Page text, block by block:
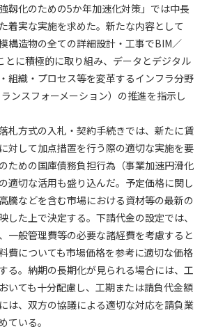
概要 お問い合わせ
個人情報保護方針
規約
靱化のための5か年加速化対策」では中長
着実な実施を求めた。新たな内容として
構造物の全ての詳細設計・工事でBIM／
とに積極的に取り組み、データとデジタル
組織・プロセス等を変革するインフラ分野
ンスフォーメーション）の推進を指示し
札方式の入札・契約手続きでは、新たに賃
対して加点措置を行う際の適切な実施を要
ための国庫債務負担行為（事業加速円滑化
適切な活用も盛り込んだ。予定価格に関し
騰などを含む市場における資材等の最新の
した上で決定する。下請代金の設定では、
一般管理費等の必要な諸経費を考慮すると
費についても市場価格を参考に適切な価格
る。納期の長期化が見られる場合には、工
いても十分配慮し、工期または請負代金額
は、双方の協議による適切な対応を請負業
ている。
）
承を得ることなく、随時変更されることが
は、建設資料館WEB上に表示した時点で直
承したものとみなします。
び資格の取り消し）
登録）
り審査の結果、会員申込みをした者が以下
該当することがわかった場合、その者の会
承認しないことがあります。
た者が実在しなかった場合
場合/li>
、申告事項に虚偽があった場合
者所定の手続き通りに会員申込手続き処
場合
員とすることを不適当と判断した場合
あっても承認した会員が前項の何れかに該